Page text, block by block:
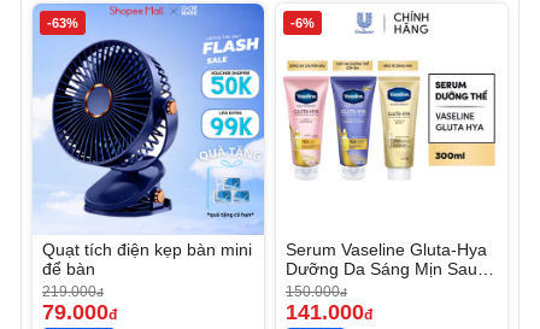
-63%
Quạt tích điện kẹp bàn mini
để bàn
219.000đ
79.000đ
-6%
Serum Vaseline Gluta-Hya
Dưỡng Da Sáng Mịn Sau 7
Ngày
150.000đ
141.000đ